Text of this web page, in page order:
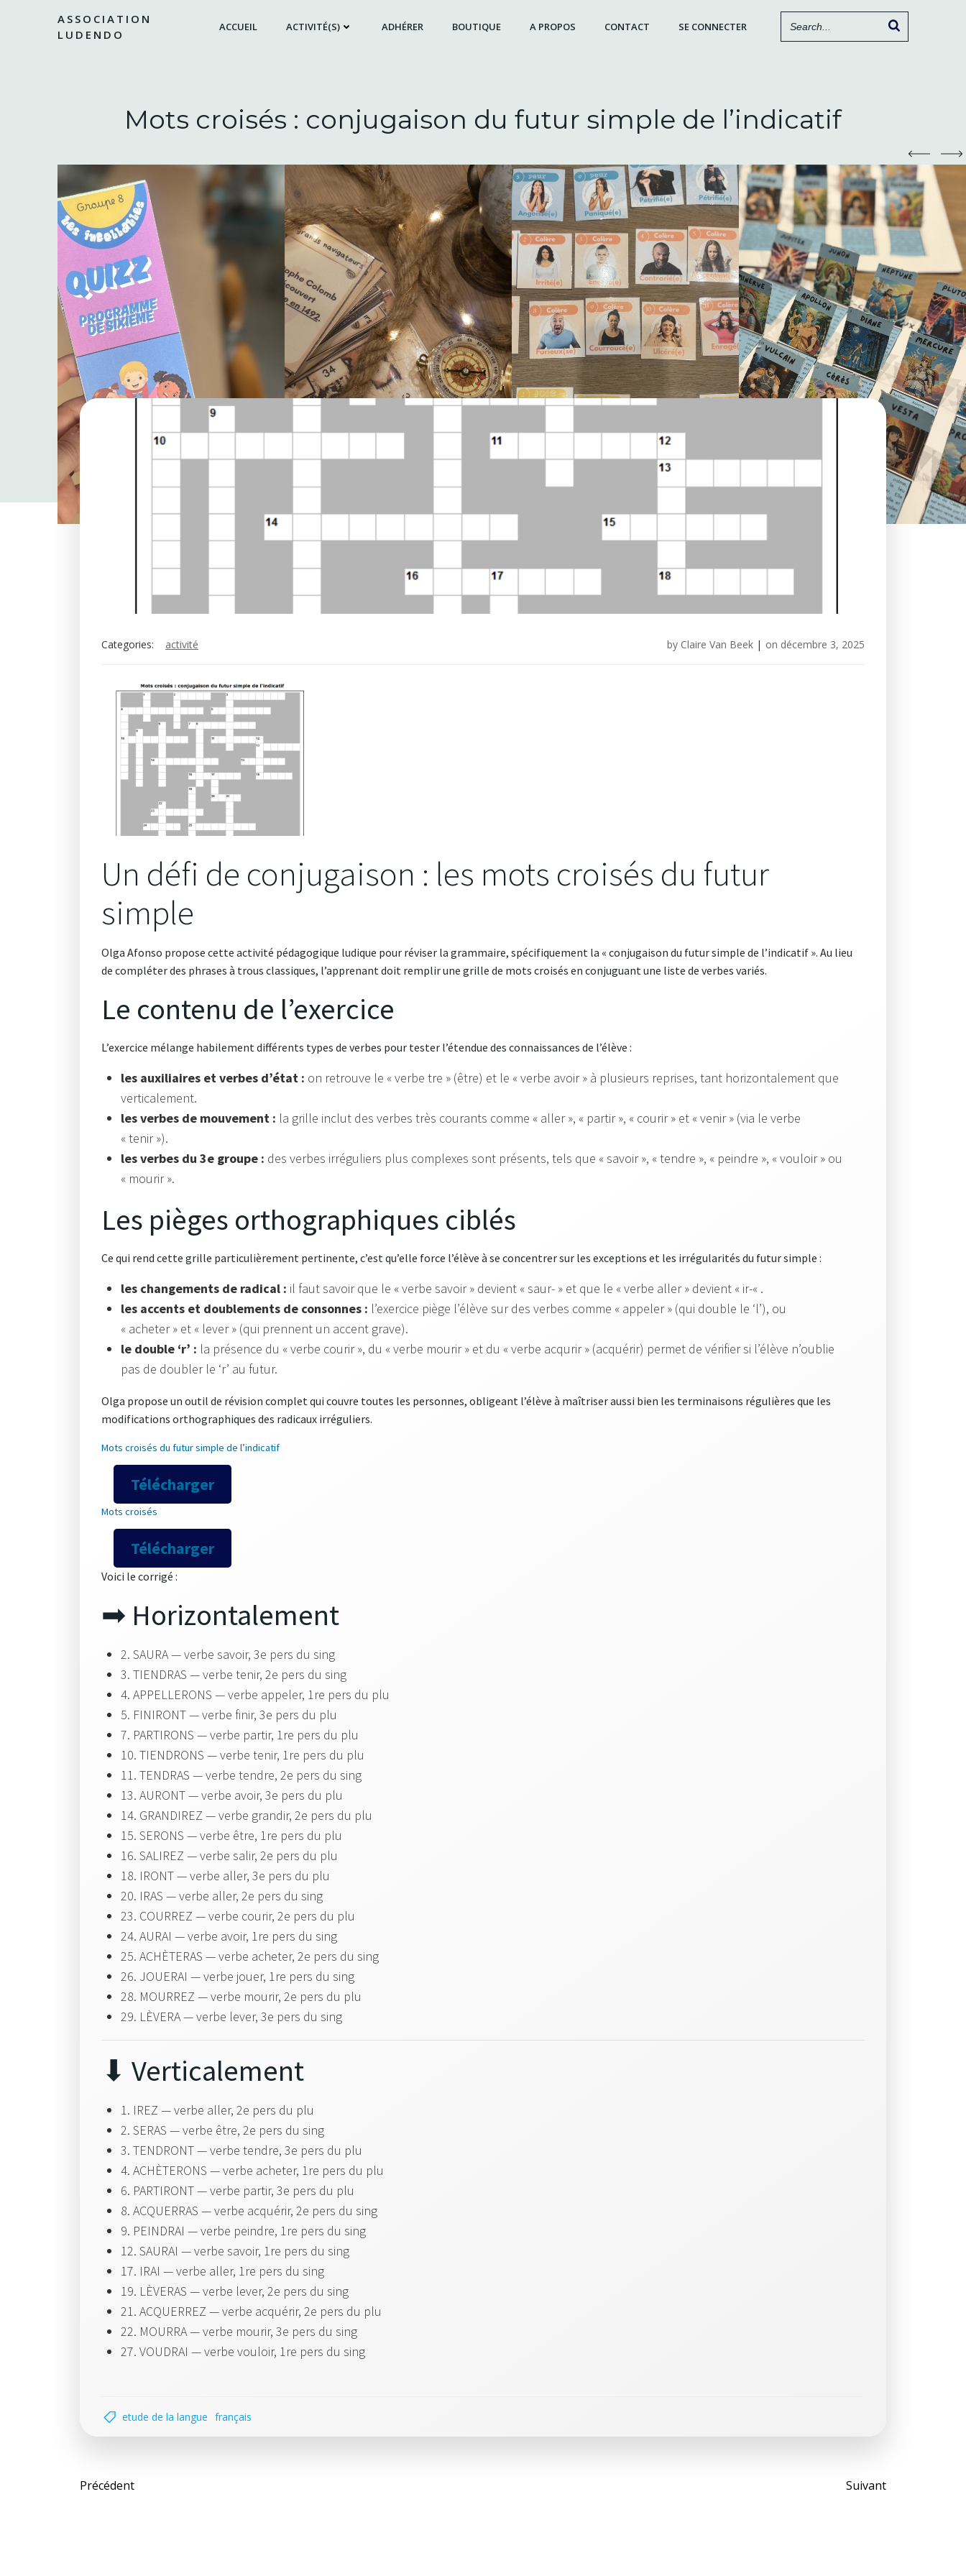
ASSOCIATION
LUDENDO
ACCUEIL ACTIVITÉ(S) ADHÉRER BOUTIQUE A PROPOS CONTACT SE CONNECTER
Mots croisés : conjugaison du futur simple de l’indicatif
Categories: activité by Claire Van Beek | on décembre 3, 2025
Un défi de conjugaison : les mots croisés du futur
simple
Olga Afonso propose cette activité pédagogique ludique pour réviser la grammaire, spécifiquement la « conjugaison du futur simple de l’indicatif ». Au lieu
de compléter des phrases à trous classiques, l’apprenant doit remplir une grille de mots croisés en conjuguant une liste de verbes variés.
Le contenu de l’exercice
L’exercice mélange habilement différents types de verbes pour tester l’étendue des connaissances de l’élève :
les auxiliaires et verbes d’état : on retrouve le « verbe tre » (être) et le « verbe avoir » à plusieurs reprises, tant horizontalement que
verticalement.
les verbes de mouvement : la grille inclut des verbes très courants comme « aller », « partir », « courir » et « venir » (via le verbe
« tenir »).
les verbes du 3e groupe : des verbes irréguliers plus complexes sont présents, tels que « savoir », « tendre », « peindre », « vouloir » ou
« mourir ».
Les pièges orthographiques ciblés
Ce qui rend cette grille particulièrement pertinente, c’est qu’elle force l’élève à se concentrer sur les exceptions et les irrégularités du futur simple :
les changements de radical : il faut savoir que le « verbe savoir » devient « saur- » et que le « verbe aller » devient « ir-« .
les accents et doublements de consonnes : l’exercice piège l’élève sur des verbes comme « appeler » (qui double le ‘l’), ou
« acheter » et « lever » (qui prennent un accent grave).
le double ‘r’ : la présence du « verbe courir », du « verbe mourir » et du « verbe acqurir » (acquérir) permet de vérifier si l’élève n’oublie
pas de doubler le ‘r’ au futur.
Olga propose un outil de révision complet qui couvre toutes les personnes, obligeant l’élève à maîtriser aussi bien les terminaisons régulières que les
modifications orthographiques des radicaux irréguliers.
Mots croisés du futur simple de l’indicatif
Télécharger
Mots croisés
Télécharger
Voici le corrigé :
➡ Horizontalement
2. SAURA — verbe savoir, 3e pers du sing
3. TIENDRAS — verbe tenir, 2e pers du sing
4. APPELLERONS — verbe appeler, 1re pers du plu
5. FINIRONT — verbe finir, 3e pers du plu
7. PARTIRONS — verbe partir, 1re pers du plu
10. TIENDRONS — verbe tenir, 1re pers du plu
11. TENDRAS — verbe tendre, 2e pers du sing
13. AURONT — verbe avoir, 3e pers du plu
14. GRANDIREZ — verbe grandir, 2e pers du plu
15. SERONS — verbe être, 1re pers du plu
16. SALIREZ — verbe salir, 2e pers du plu
18. IRONT — verbe aller, 3e pers du plu
20. IRAS — verbe aller, 2e pers du sing
23. COURREZ — verbe courir, 2e pers du plu
24. AURAI — verbe avoir, 1re pers du sing
25. ACHÈTERAS — verbe acheter, 2e pers du sing
26. JOUERAI — verbe jouer, 1re pers du sing
28. MOURREZ — verbe mourir, 2e pers du plu
29. LÈVERA — verbe lever, 3e pers du sing
⬇ Verticalement
1. IREZ — verbe aller, 2e pers du plu
2. SERAS — verbe être, 2e pers du sing
3. TENDRONT — verbe tendre, 3e pers du plu
4. ACHÈTERONS — verbe acheter, 1re pers du plu
6. PARTIRONT — verbe partir, 3e pers du plu
8. ACQUERRAS — verbe acquérir, 2e pers du sing
9. PEINDRAI — verbe peindre, 1re pers du sing
12. SAURAI — verbe savoir, 1re pers du sing
17. IRAI — verbe aller, 1re pers du sing
19. LÈVERAS — verbe lever, 2e pers du sing
21. ACQUERREZ — verbe acquérir, 2e pers du plu
22. MOURRA — verbe mourir, 3e pers du sing
27. VOUDRAI — verbe vouloir, 1re pers du sing
etude de la langue français
Post
Précédent
Post
Suivant